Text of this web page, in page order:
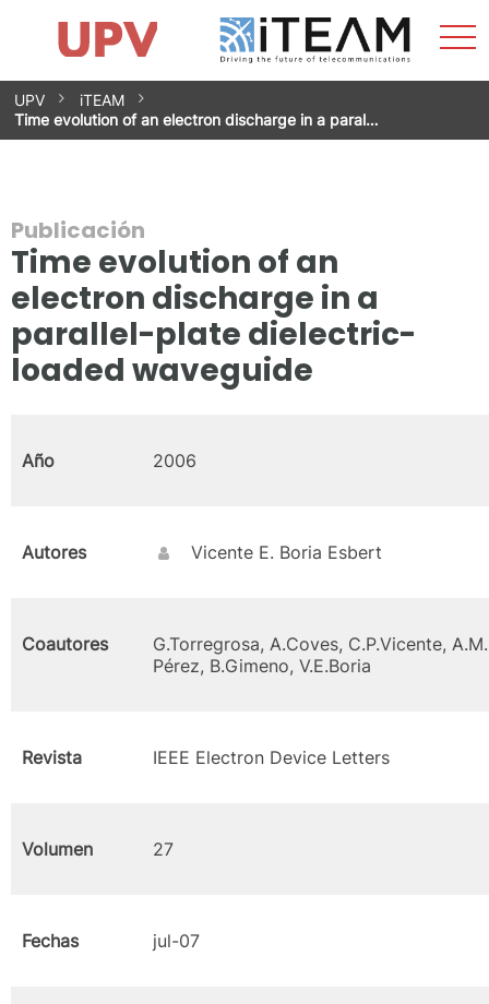
Saltar
contenido
Impacto
Grupos de investigación
Instalaciones
Spin-offs
Contacto
Prácticas
Noticias
Unidad de Igualdad
UPV
iTEAM
Time evolution of an electron discharge in a paral…
Publicación
Time evolution of an
electron discharge in a
parallel-plate dielectric-
loaded waveguide
Año 2006
Autores Vicente E. Boria Esbert
Coautores
G.Torregrosa, A.Coves, C.P.Vicente, A.M.
Pérez, B.Gimeno, V.E.Boria
Revista IEEE Electron Device Letters
Volumen 27
Fechas jul-07